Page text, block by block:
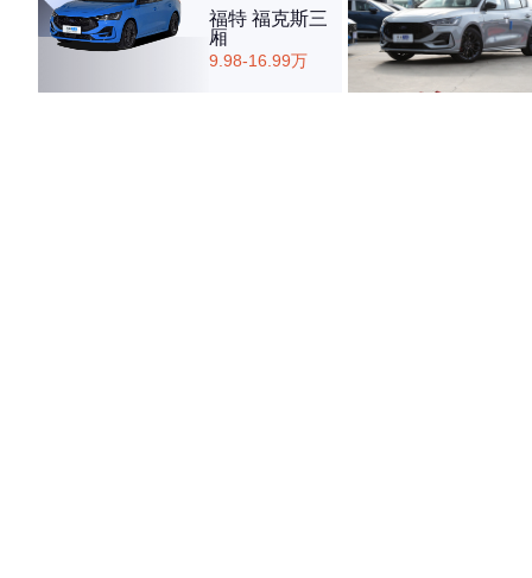
福特 福克斯三
厢
9.98-16.99万